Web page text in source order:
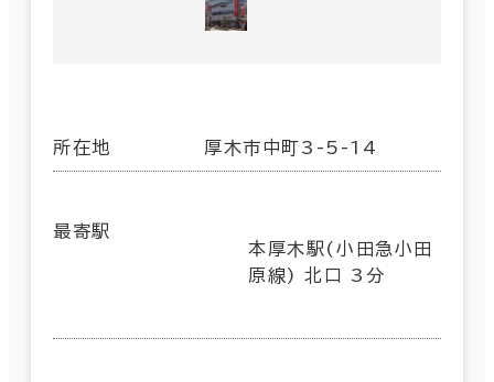
所在地 厚木市中町3-5-14
最寄駅
本厚木駅(小田急小田
原線) 北口 3分